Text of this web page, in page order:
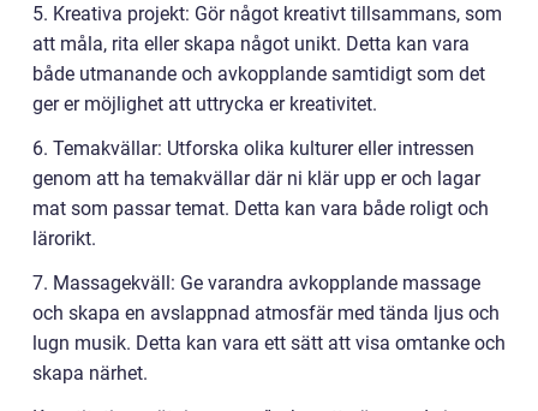
5. Kreativa projekt: Gör något kreativt tillsammans, som
att måla, rita eller skapa något unikt. Detta kan vara
både utmanande och avkopplande samtidigt som det
ger er möjlighet att uttrycka er kreativitet.
6. Temakvällar: Utforska olika kulturer eller intressen
genom att ha temakvällar där ni klär upp er och lagar
mat som passar temat. Detta kan vara både roligt och
lärorikt.
7. Massagekväll: Ge varandra avkopplande massage
och skapa en avslappnad atmosfär med tända ljus och
lugn musik. Detta kan vara ett sätt att visa omtanke och
skapa närhet.